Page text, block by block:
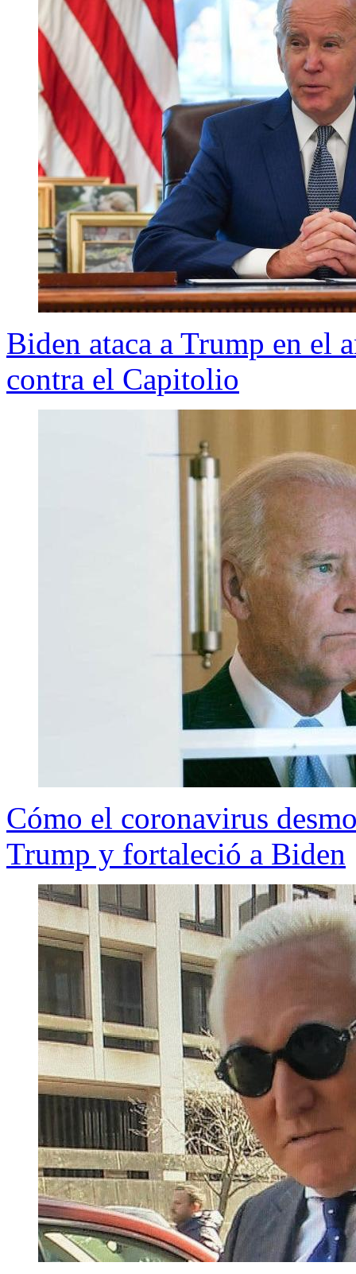
Biden ataca a Trump en el
contra el Capitolio
Cómo el coronavirus
Trump y fortaleció a Biden